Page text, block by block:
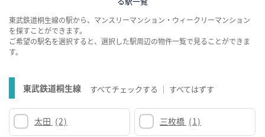
東武鉄道桐生線の駅から、マンスリーマンション・ウィークリーマンション
を探すことができます。
ご希望の駅名を選択すると、選択した駅周辺の物件一覧で見ることができま
す。
東武鉄道桐生線 すべてチェックする すべてはずす
太田 (2) 三枚橋 (1)